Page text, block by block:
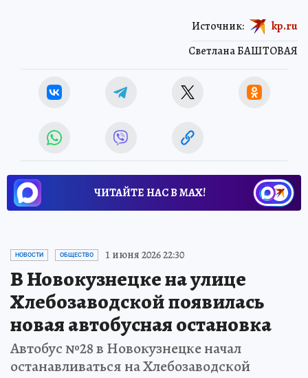
Светлана БАШТОВАЯ
Источник: kp.ru
ЧИТАЙТЕ НАС В МАХ!
НОВОСТИ ОБЩЕСТВО 1 июня 2026 22:30
В Новокузнецке на улице
Хлебозаводской появилась
новая автобусная остановка
Автобус №28 в Новокузнецке начал
останавливаться на Хлебозаводской